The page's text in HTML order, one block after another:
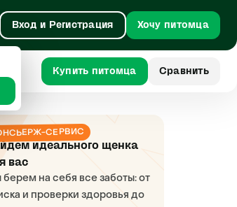
Вход и Регистрация Хочу питомца
Купить питомца Сравнить
СЕРВИС
идеального щенка
вас
берем на себя все заботы: от
и проверки здоровья до